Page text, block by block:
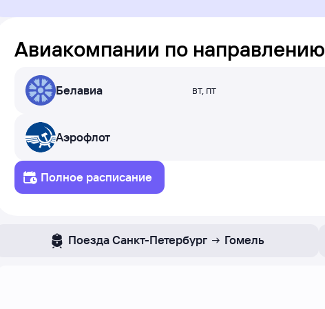
Авиакомпании по направлению
Белавиа вт, пт
Аэрофлот
Полное расписание
Поезда Санкт-Петербург Гомель